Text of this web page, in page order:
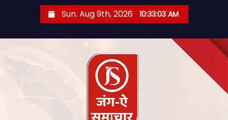
Sun. Aug 9th, 2026 10:33:04 AM